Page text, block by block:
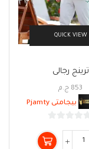
QUICK VIEW
ترينج رجالى
853 ج.م
بيجامتى Pjamty
من